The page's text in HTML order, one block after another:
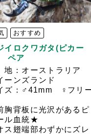
おすすめ
イロクワガタ(ピカー
ペア
：オーストラリア
ーンズランド
ズ：♂41mm ♀フリ
背板に光沢があるピ
ル血統★
翅端部わずかにズレ